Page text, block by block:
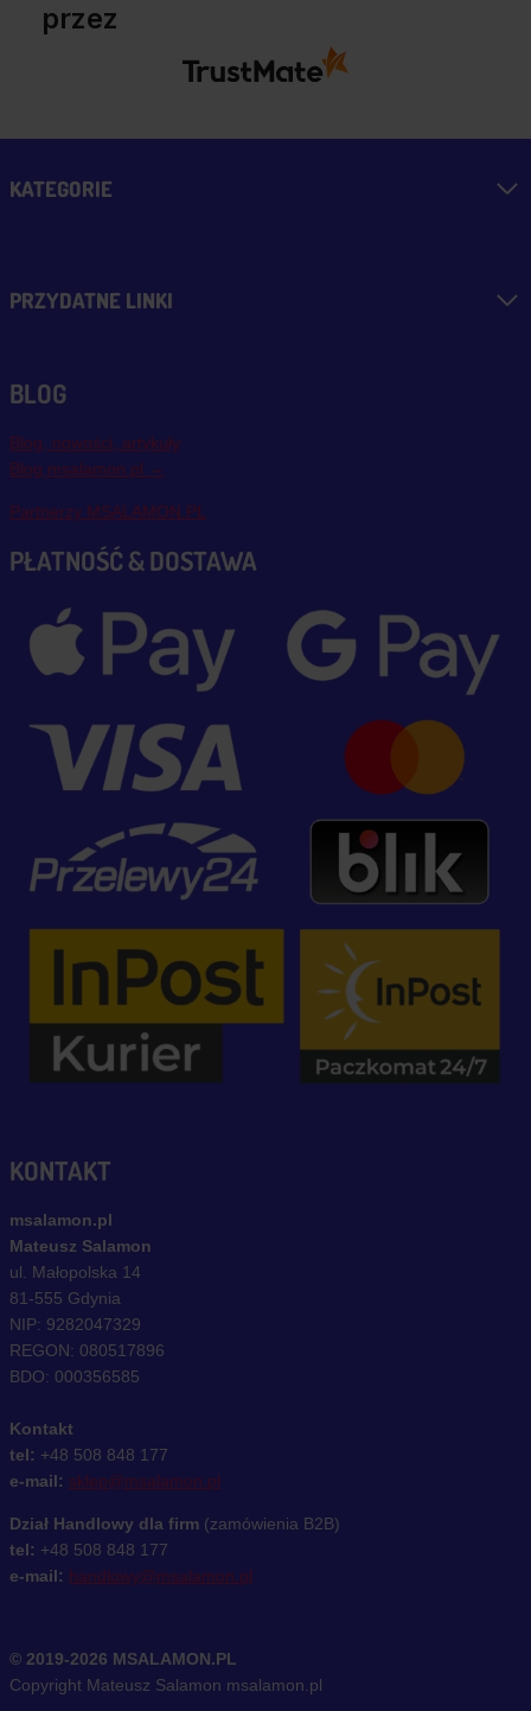
przez
KATEGORIE
PRZYDATNE LINKI
BLOG
Blog, nowości, artykuły
Blog msalamon.pl →
Partnerzy MSALAMON.PL
PŁATNOŚĆ & DOSTAWA
KONTAKT
msalamon.pl
Mateusz Salamon
ul. Małopolska 14
81-555 Gdynia
NIP: 9282047329
REGON: 080517896
BDO: 000356585
Kontakt
tel: +48 508 848 177
e-mail: sklep@msalamon.pl
Dział Handlowy dla firm (zamówienia B2B)
tel: +48 508 848 177
e-mail: handlowy@msalamon.pl
© 2019-2026 MSALAMON.PL
Copyright Mateusz Salamon msalamon.pl